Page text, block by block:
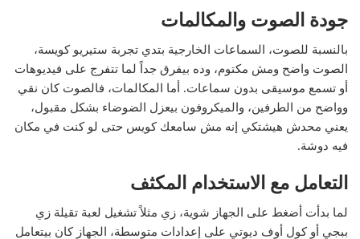
جودة الصوت والمكالمات
بالنسبة للصوت، السماعات الخارجية بتدي تجربة ستيريو كويسة،
الصوت واضح ومش مكتوم، وده بيفرق جداً لما تتفرج على فيديوهات
أو تسمع موسيقى بدون سماعات. أما المكالمات، فالصوت كان نقي
وواضح من الطرفين، والميكروفون بيعزل الضوضاء بشكل مقبول،
يعني محدش هيشتكي إنه مش سامعك كويس حتى لو كنت في مكان
فيه دوشة.
التعامل مع الاستخدام المكثف
لما بدأت أضغط على الجهاز شوية، زي مثلاً تشغيل لعبة تقيلة زي
ببجي أو كول أوف ديوتي على إعدادات متوسطة، الجهاز كان بيتعامل